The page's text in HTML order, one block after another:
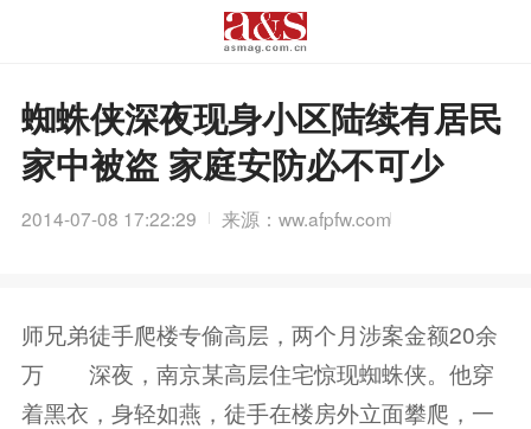
蜘蛛侠深夜现身小区陆续有居民
家中被盗 家庭安防必不可少
2014-07-08 17:22:29 来源：ww.afpfw.com
师兄弟徒手爬楼专偷高层，两个月涉案金额20余
万 深夜，南京某高层住宅惊现蜘蛛侠。他穿
着黑衣，身轻如燕，徒手在楼房外立面攀爬，一